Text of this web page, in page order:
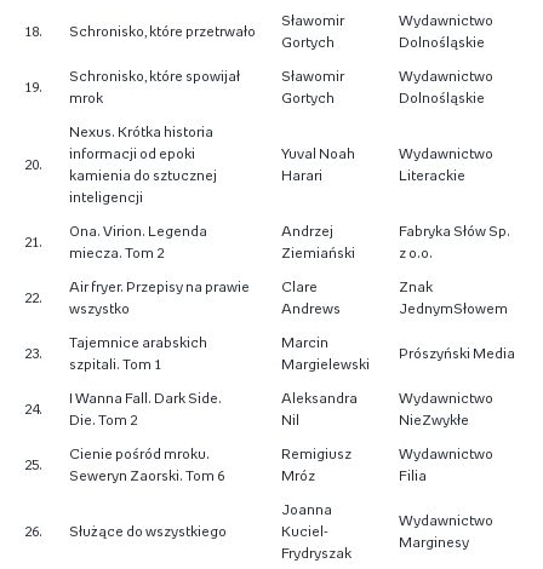
18. Schronisko, które przetrwało
Sławomir
Gortych
Wydawnictwo
Dolnośląskie
19.
Schronisko, które spowijał
mrok
Sławomir
Gortych
Wydawnictwo
Dolnośląskie
20.
Nexus. Krótka historia
informacji od epoki
kamienia do sztucznej
inteligencji
Yuval Noah
Harari
Wydawnictwo
Literackie
21.
Ona. Virion. Legenda
miecza. Tom 2
Andrzej
Ziemiański
Fabryka Słów Sp.
z o.o.
22.
Air fryer. Przepisy na prawie
wszystko
Clare
Andrews
Znak
JednymSłowem
23.
Tajemnice arabskich
szpitali. Tom 1
Marcin
Margielewski
Prószyński Media
24.
I Wanna Fall. Dark Side.
Die. Tom 2
Aleksandra
Nil
Wydawnictwo
NieZwykłe
25.
Cienie pośród mroku.
Seweryn Zaorski. Tom 6
Remigiusz
Mróz
Wydawnictwo
Filia
26. Służące do wszystkiego
Joanna
Kuciel-
Frydryszak
Wydawnictwo
Marginesy